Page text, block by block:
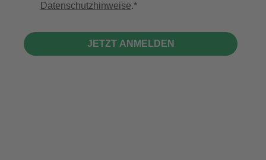
Datenschutzhinweise.
JETZT ANMELDEN